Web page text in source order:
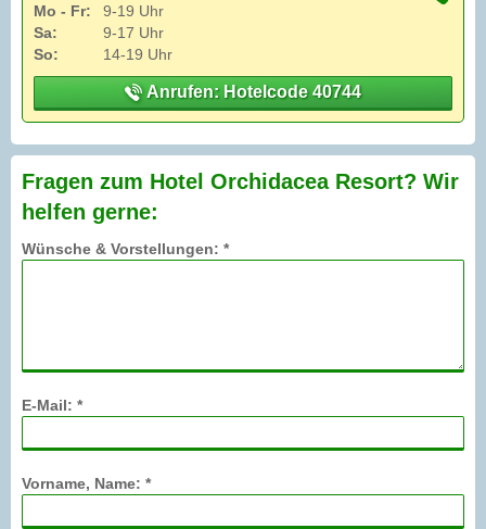
Mo - Fr:
9-19 Uhr
Sa:
9-17 Uhr
So:
14-19 Uhr
Anrufen: Hotelcode 40744
Fragen zum Hotel Orchidacea Resort? Wir
helfen gerne:
Wünsche & Vorstellungen: *
E-Mail: *
Vorname, Name: *